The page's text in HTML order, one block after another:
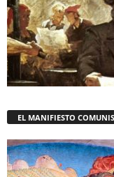
EL MANIFIESTO